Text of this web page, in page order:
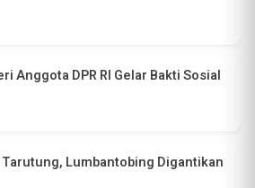
Anggota DPR RI Gelar Bakti Sosial
Lumbantobing Digantikan